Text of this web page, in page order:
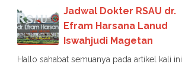
Jadwal Dokter RSAU dr.
Efram Harsana Lanud
Iswahjudi Magetan
Hallo sahabat semuanya pada artikel kali ini